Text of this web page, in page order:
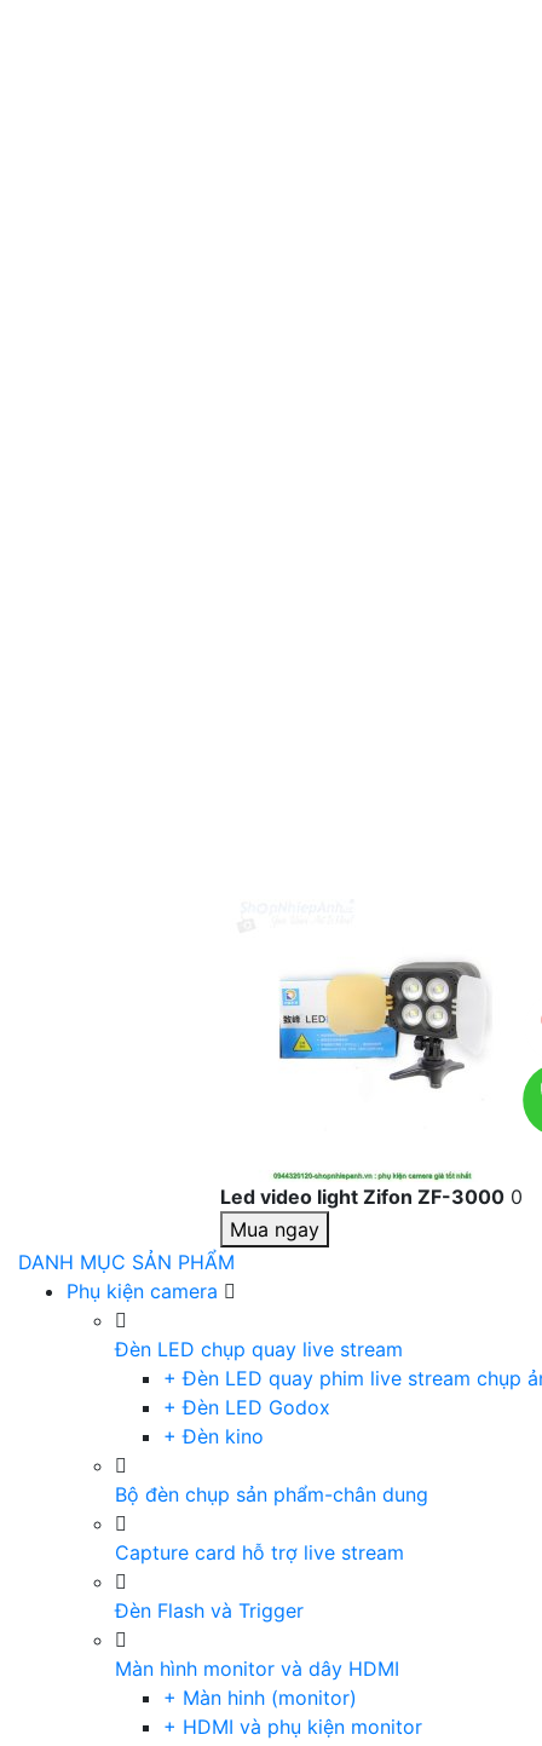
Led video light Zifon ZF-3000 0
Mua ngay
DANH MỤC SẢN PHẨM
Phụ kiện camera
Đèn LED chụp quay live stream
+ Đèn LED quay phim live stream chụp
+ Đèn LED Godox
+ Đèn kino
Bộ đèn chụp sản phẩm-chân dung
Capture card hỗ trợ live stream
Đèn Flash và Trigger
Màn hình monitor và dây HDMI
+ Màn hinh (monitor)
+ HDMI và phụ kiện monitor